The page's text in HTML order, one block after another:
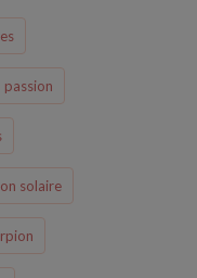
passion
solaire